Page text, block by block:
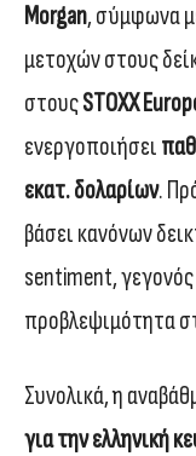
Morgan, σύμφωνα
μετοχών στους
στουςSTOXX
ενεργοποιήσει
εκατ. δολαρίων.
βάσει κανόνων
sentiment,
προβλεψιμότητα
Συνολικά, η
για την ελληνική